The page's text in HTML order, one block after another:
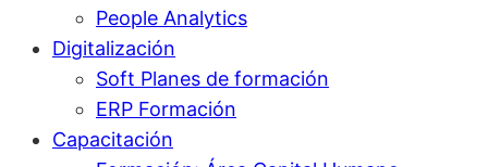
People Analytics
Digitalización
Soft Planes de formación
ERP Formación
Capacitación